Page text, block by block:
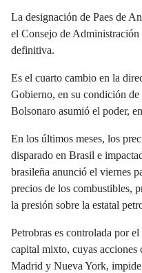
La designación de Paes de
el Consejo de Administración
definitiva.
Es el cuarto cambio en la
Gobierno, en su condición
Bolsonaro asumió el poder,
En los últimos meses, los
disparado en Brasil e
brasileña anunció el viernes
precios de los combustibles,
la presión sobre la estatal
Petrobras es controlada por
capital mixto, cuyas acciones
Madrid y Nueva York,